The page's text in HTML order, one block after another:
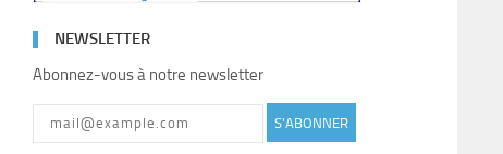
NEWSLETTER
Abonnez-vous à notre newsletter
S'ABONNER